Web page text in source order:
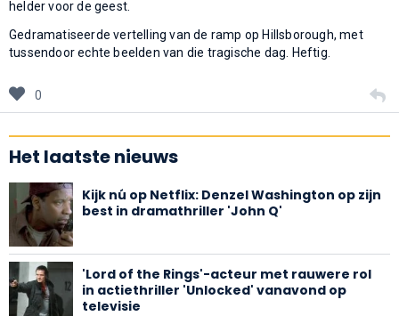
helder voor de geest.
Gedramatiseerde vertelling van de ramp op Hillsborough, met
tussendoor echte beelden van die tragische dag. Heftig.
0
Het laatste nieuws
Kijk nú op Netflix: Denzel Washington op zijn
best in dramathriller 'John Q'
'Lord of the Rings'-acteur met rauwere rol
in actiethriller 'Unlocked' vanavond op
televisie